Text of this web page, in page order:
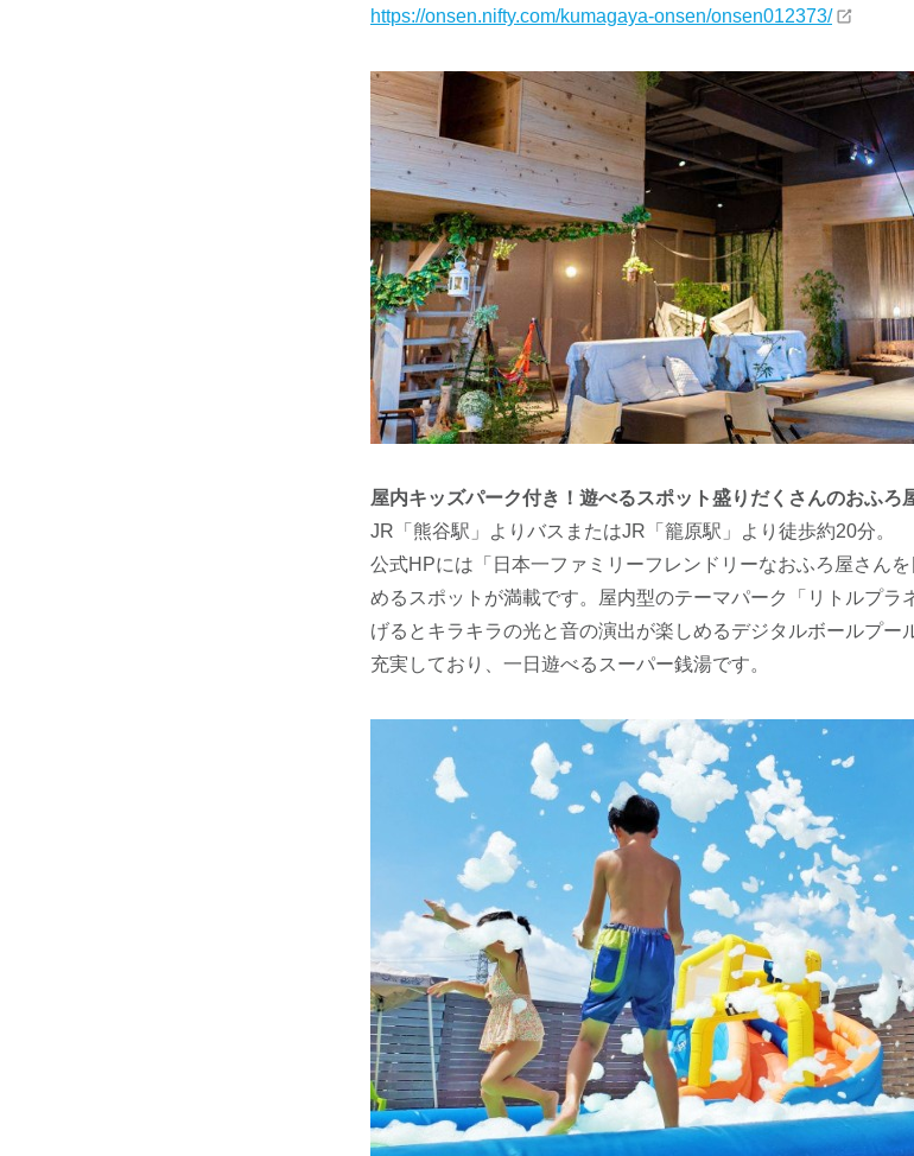
https://onsen.nifty.com/kumagaya-onsen/onsen012373/
屋内キッズパーク付き！遊べるスポット盛りだくさんのおふろ
JR「熊谷駅」よりバスまたはJR「籠原駅」より徒歩約20分。
公式HPには「日本一ファミリーフレンドリーなおふろ屋さん
めるスポットが満載です。屋内型のテーマパーク「リトルプラ
げるとキラキラの光と音の演出が楽しめるデジタルボールプー
充実しており、一日遊べるスーパー銭湯です。